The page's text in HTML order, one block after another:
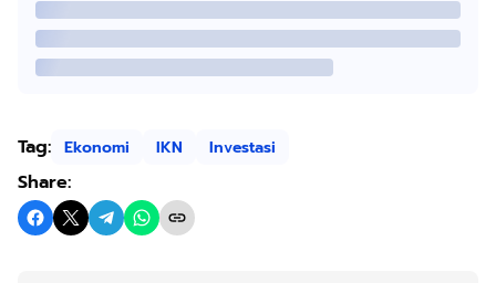
Tag: Ekonomi IKN Investasi
Share: